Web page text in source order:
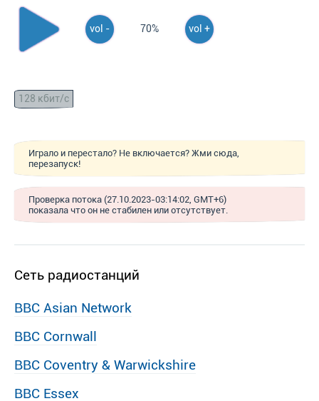
vol - 70% vol +
128 кбит/с
Играло и перестало? Не включается? Жми сюда,
перезапуск!
Проверка потока (27.10.2023-03:14:02, GMT+6)
показала что он не стабилен или отсутствует.
Сеть радиостанций
BBC Asian Network
BBC Cornwall
BBC Coventry & Warwickshire
BBC Essex